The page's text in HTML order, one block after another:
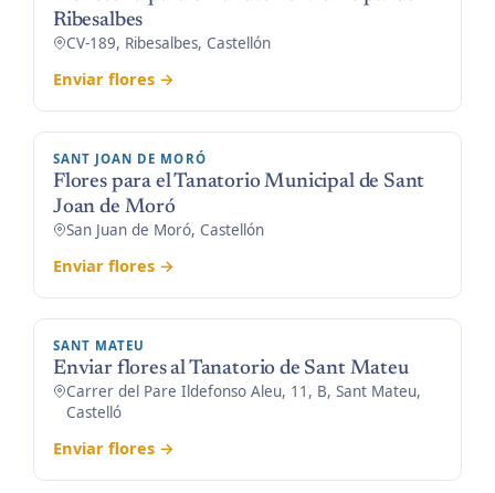
Ribesalbes
CV-189, Ribesalbes, Castellón
Enviar flores →
SANT JOAN DE MORÓ
Flores para el Tanatorio Municipal de Sant
Joan de Moró
San Juan de Moró, Castellón
Enviar flores →
SANT MATEU
Enviar flores al Tanatorio de Sant Mateu
Carrer del Pare Ildefonso Aleu, 11, B, Sant Mateu,
Castelló
Enviar flores →